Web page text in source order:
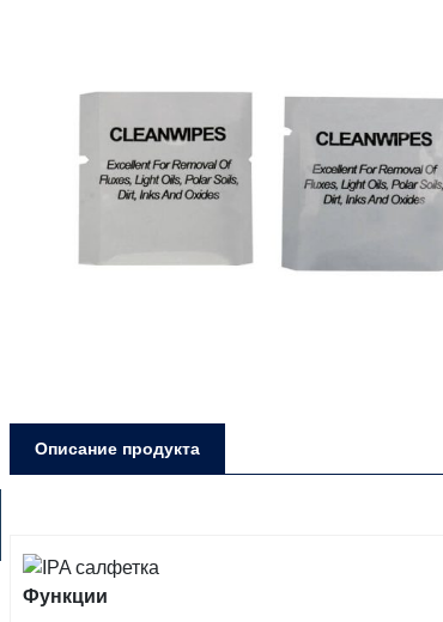
Описание продукта
Функции